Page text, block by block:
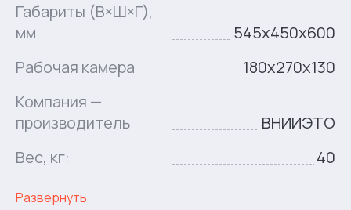
Габариты (В×Ш×Г),
мм
545x450x600
Рабочая камера
180х270х130
Компания —
производитель
ВНИИЭТО
Вес, кг:
40
Развернуть